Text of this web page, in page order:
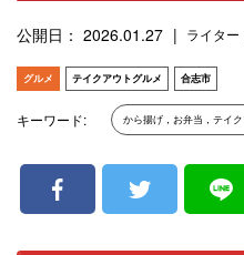
公開日： 2026.01.27 ライター
グルメ テイクアウトグルメ 合志市
キーワード: から揚げ，お弁当，テイク